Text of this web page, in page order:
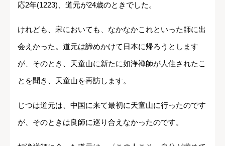
応2年(1223)、道元が24歳のときでした。
けれども、宋においても、なかなかこれといった師に出
会えかった。道元は諦めかけて日本に帰ろうとします
が、そのとき、天童山に新たに如浄禅師が人住されたこ
とを聞き、天童山を再訪します。
じつは道元は、中国に来て最初に天童山に行ったのです
が、そのときは良師に巡り合えなかったのです。